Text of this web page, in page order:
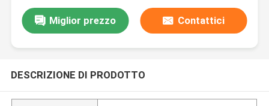
Miglior prezzo Contattici
DESCRIZIONE DI PRODOTTO